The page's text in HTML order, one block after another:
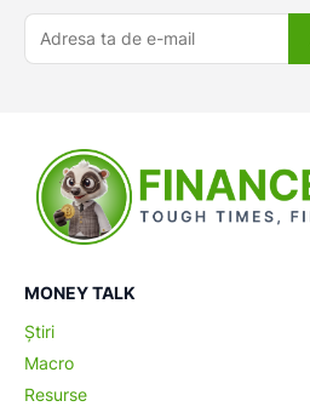
MONEY TALK
Știri
Macro
Resurse